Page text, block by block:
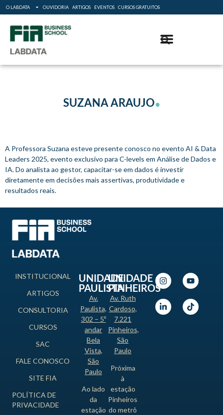
O LABDATA OUVIDORIA ARTIGOS EVENTOS CURSOS GRATUITOS
SUZANA ARAUJO.
A Professora Suzana esteve presente conosco no evento AI & Data
Leaders 2025, evento exclusivo para C-levels em Análise de Dados e
IA. Do analista ao gestor, capacitar-se em dados é investir
diretamente em decisões mais assertivas, produtividade e
resultados reais.
INSTITUCIONAL
ARTIGOS
CONSULTORIA
CURSOS
SAC
FALE CONOSCO
SITE FIA
POLÍTICA DE
PRIVACIDADE
UNIDADE
PAULISTA
Av.
Paulista,
302 – 5º
andar
Bela
Vista,
São
Paulo
Ao lado
da
estação
UNIDADE
PINHEIROS
Av. Ruth
Cardoso,
7.221
Pinheiros,
São
Paulo
Próxima
à
estação
Pinheiros
do metrô